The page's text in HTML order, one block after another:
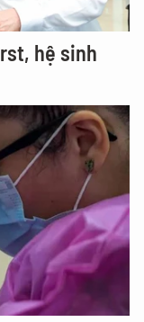
hệ sinh